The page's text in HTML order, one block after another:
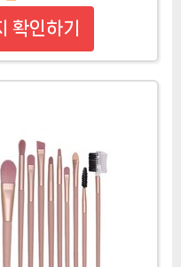
확인하기